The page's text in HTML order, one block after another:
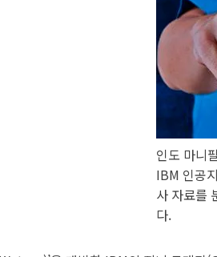
인도 마니
IBM 인공
사 자료를
다.